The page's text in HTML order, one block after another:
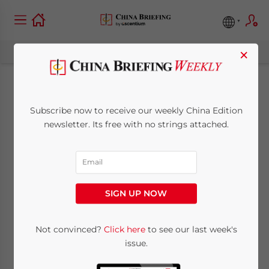
Perché il supporto
della tecnologia è
essenziale per la
contabilità della tua
azienda
China Briefing
×
Subscribe now to receive our weekly China Edition
newsletter. Its free with no strings attached.
SIGN UP NOW
Not convinced? Click hereto see our last week's
issue.